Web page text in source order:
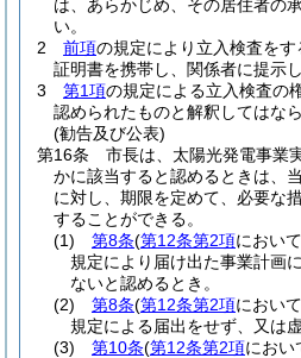
は、あらかじめ、その居住者の
い。
2
前項の規定により立入検査を
証明書を携帯し、関係者に提示
3
第1項の規定による立入検査の
認められたものと解釈してはなら
(勧告及び公表)
第16条
市長は、太陽光発電事業
かに該当すると認めるときは、
に対し、期限を定めて、必要な
することができる。
(1)
第8条(第12条第2項におい
規定により届け出た事業計画
ないと認めるとき。
(2)
第8条(第12条第2項におい
規定による届出をせず、又は
(3)
第10条(第12条第2項におい